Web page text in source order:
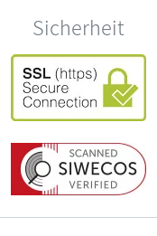
Sicherheit